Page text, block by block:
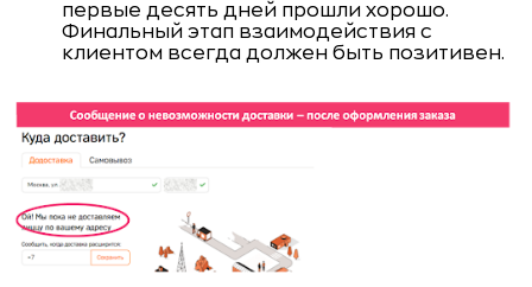
первые десять дней прошли хорошо.
Финальный этап взаимодействия с
клиентом всегда должен быть позитивен.